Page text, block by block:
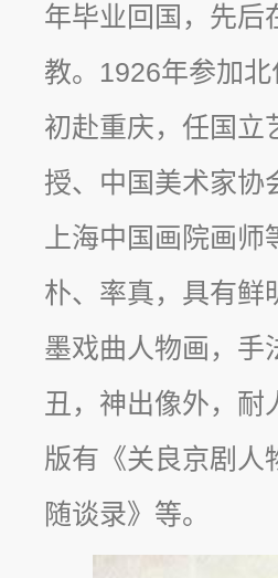
年毕业回国，先后
教。1926年参加
初赴重庆，任国立
授、中国美术家协
上海中国画院画
朴、率真，具有鲜
墨戏曲人物画，手
丑，神出像外，耐
版有《关良京剧人
随谈录》等。